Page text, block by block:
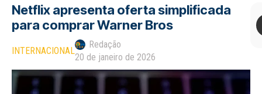
Netflix apresenta oferta simplificada
para comprar Warner Bros
INTERNACIONAL
Redação
20 de janeiro de 2026